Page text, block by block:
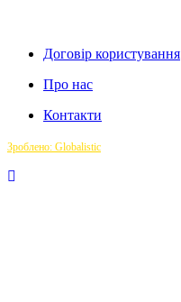
Договір користування
Про нас
Контакти
Зроблено: Globalistic